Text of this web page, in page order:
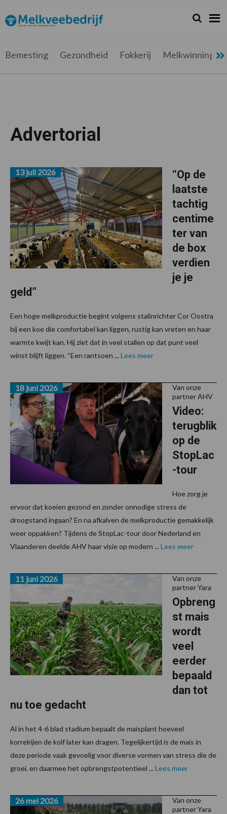
de
hoofdnavigatie
de
hoofd
de
voettekst
Melkveebedrijf.be
Nieuws
melkveehouder
Zoeken...
Zoek
Bemesting Gezondheid Fokkerij Melkwinning
Advertorial
“Op de
laatste
tachtig
centime
ter van
de box
verdien
je je
geld”
13 juli 2026
Een hoge melkproductie begint volgens stalinrichter Cor Oostra
bij een koe die comfortabel kan liggen, rustig kan vreten en haar
warmte kwijt kan. Hij ziet dat in veel stallen op dat punt veel
winst blijft liggen. “Een rantsoen ... Lees meer
Van onze
partner AHV
Video:
terugblik
op de
StopLac
-tour
18 juni 2026
Hoe zorg je
ervoor dat koeien gezond en zonder onnodige stress de
droogstand ingaan? En na afkalven de melkproductie gemakkelijk
weer oppakken? Tijdens de StopLac-tour door Nederland en
Vlaanderen deelde AHV haar visie op modern ... Lees meer
Van onze
partner Yara
Opbreng
st mais
wordt
veel
eerder
bepaald
dan tot
nu toe gedacht
11 juni 2026
Al in het 4-6 blad stadium bepaalt de maisplant hoeveel
korrelrijen de kolf later kan dragen. Tegelijkertijd is de mais in
deze periode vaak gevoelig voor diverse vormen van stress die de
groei, en daarmee het opbrengstpotentieel ... Lees meer
Van onze
partner Yara
26 mei 2026